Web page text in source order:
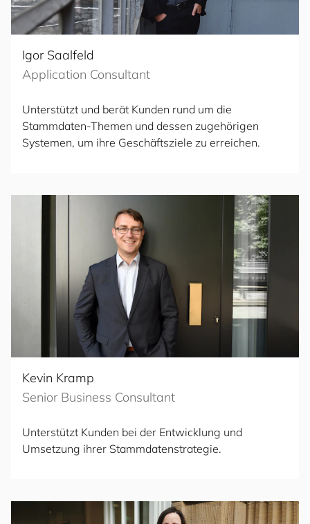
Igor Saalfeld
Application Consultant
Unterstützt und berät Kunden rund um die
Stammdaten-Themen und dessen zugehörigen
Systemen, um ihre Geschäftsziele zu erreichen.
Kevin Kramp
Senior Business Consultant
Unterstützt Kunden bei der Entwicklung und
Umsetzung ihrer Stammdatenstrategie.